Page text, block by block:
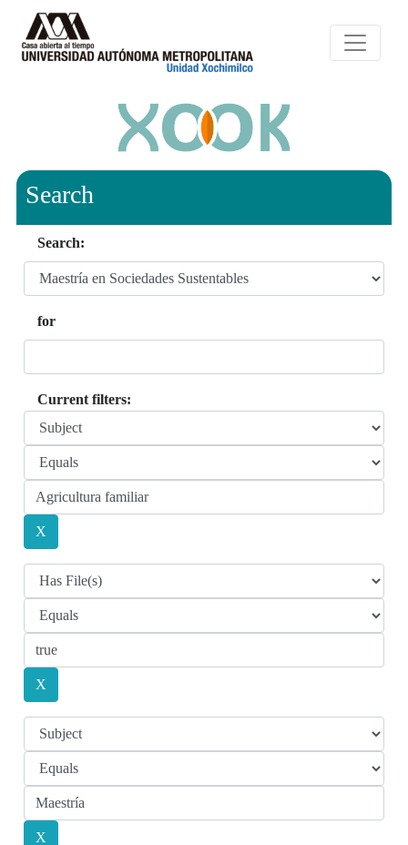
Search
Search:
for
Current filters: